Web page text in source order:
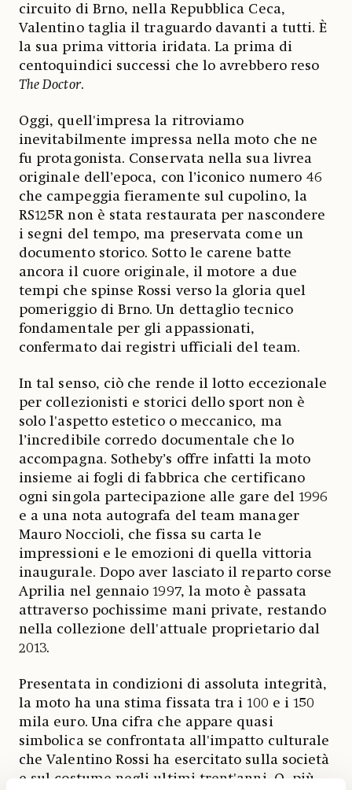
circuito di Brno, nella Repubblica Ceca,
Valentino taglia il traguardo davanti a tutti. È
la sua prima vittoria iridata. La prima di
centoquindici successi che lo avrebbero reso
The Doctor.
Oggi, quell'impresa la ritroviamo
inevitabilmente impressa nella moto che ne
fu protagonista. Conservata nella sua livrea
originale dell’epoca, con l’iconico numero 46
che campeggia fieramente sul cupolino, la
RS125R non è stata restaurata per nascondere
i segni del tempo, ma preservata come un
documento storico. Sotto le carene batte
ancora il cuore originale, il motore a due
tempi che spinse Rossi verso la gloria quel
pomeriggio di Brno. Un dettaglio tecnico
fondamentale per gli appassionati,
confermato dai registri ufficiali del team.
In tal senso, ciò che rende il lotto eccezionale
per collezionisti e storici dello sport non è
solo l'aspetto estetico o meccanico, ma
l’incredibile corredo documentale che lo
accompagna. Sotheby’s offre infatti la moto
insieme ai fogli di fabbrica che certificano
ogni singola partecipazione alle gare del 1996
e a una nota autografa del team manager
Mauro Noccioli, che fissa su carta le
impressioni e le emozioni di quella vittoria
inaugurale. Dopo aver lasciato il reparto corse
Aprilia nel gennaio 1997, la moto è passata
attraverso pochissime mani private, restando
nella collezione dell'attuale proprietario dal
2013.
Presentata in condizioni di assoluta integrità,
la moto ha una stima fissata tra i 100 e i 150
mila euro. Una cifra che appare quasi
simbolica se confrontata all'impatto culturale
che Valentino Rossi ha esercitato sulla società
e sul costume negli ultimi trent'anni. O, più